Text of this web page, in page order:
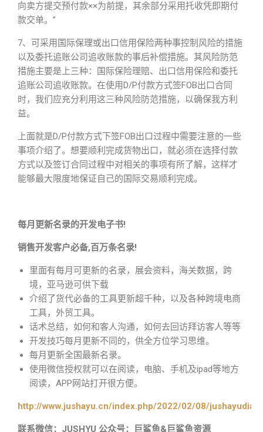
向卖方提交预付款××为前提，其余部分采用托收凭即期付
款交单。”
7、可采用国际保理或出口信用保险两种事控制风险的措施
以及委托追账公司追收账款的事后补偿措施。其风险防范
措施主要是上三种：国际保险理赔、出口信用保险和委托
追账公司追收账款。在使用D/P付款方式签FOB出口合同
时，我们应充分利用这三种风险防范措施，以确保我方利
益。
上面就是D/P付款方式下签FOB出口过程中需要注意的一些
事项介绍了。想要顺利完成货物出口，就必须在选择付款
方式以及签订合同过程中对相关的事项有所了解，这样才
能够最大限度地保证自己的国际交易顺利完成。
每月更新名录的开发电子书!
销售开发客户必备,百万条名录!
里面有每月可更新的名录，展会资料，海关数据，跨
境，亚马逊可供下载
介绍了货代必备的工具更新超千种，以及各种跨境电商
工具，外贸工具。
话术总结，如何和客人沟通，如何去回访拜访客人等等
开发技巧每月更新不同的，供全方位学习思维。
每月更新全国最新名录。
使用微信授权就可以在阅读，电脑、手机及ipad等地方
阅读，APP网站打开很方便。
http://www.jushayu.cn/index.php/2022/02/08/
联系微信：JUSHYU 公众号：巨鲨鱼&巨鲨鱼资源